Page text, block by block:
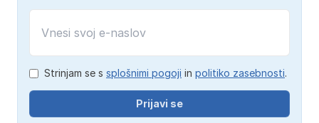
Strinjam se s splošnimi pogoji in politiko zasebnosti.
Prijavi se